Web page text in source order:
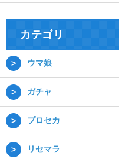
カテゴリ
ウマ娘
ガチャ
プロセカ
リセマラ